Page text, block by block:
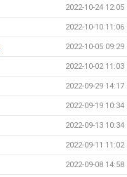
2022-10-24 12:05
2022-10-10 11:06
2022-10-05 09:29
2022-10-02 11:03
2022-09-29 14:17
2022-09-19 10:34
2022-09-13 10:34
2022-09-11 11:02
2022-09-08 14:58